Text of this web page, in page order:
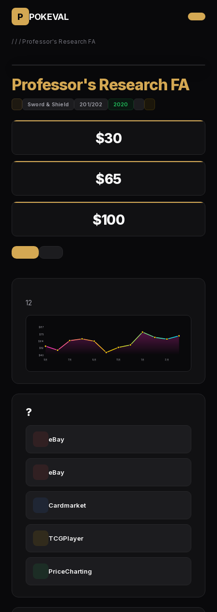
P POKEVAL
// / Professor's Research FA
Professor's Research FA
Sword & Shield 201/202 2020
$30
$65
$100
12
$40
$52
$64
$75
$87
5月 7月 9月 11月 1月 3月
?
eBay
eBay
Cardmarket
TCGPlayer
PriceCharting